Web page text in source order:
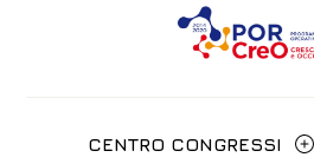
CENTRO CONGRESSI